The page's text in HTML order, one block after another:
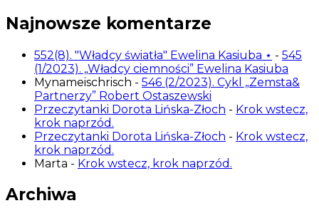
Najnowsze komentarze
552(8). "Władcy światła" Ewelina Kasiuba ⋆ - 545
(1/2023). „Władcy ciemności” Ewelina Kasiuba
Mynameischrisch - 546 (2/2023). Cykl „Zemsta&
Partnerzy” Robert Ostaszewski
Przeczytanki Dorota Lińska-Złoch - Krok wstecz,
krok naprzód.
Przeczytanki Dorota Lińska-Złoch - Krok wstecz,
krok naprzód.
Marta - Krok wstecz, krok naprzód.
Archiwa